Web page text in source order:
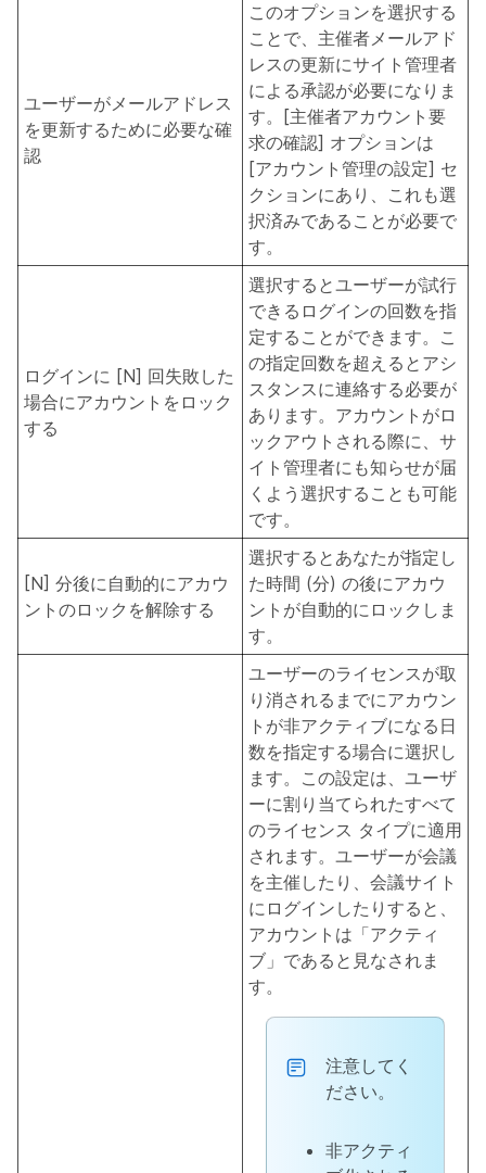
ユーザーがメールアドレス
を更新するために必要な確
認
このオプションを選択する
ことで、主催者メールアド
レスの更新にサイト管理者
による承認が必要になりま
す。[主催者アカウント要
求の確認] オプションは
[アカウント管理の設定] セ
クションにあり、これも選
択済みであることが必要で
す。
ログインに [N] 回失敗した
場合にアカウントをロック
する
選択するとユーザーが試行
できるログインの回数を指
定することができます。こ
の指定回数を超えるとアシ
スタンスに連絡する必要が
あります。アカウントがロ
ックアウトされる際に、サ
イト管理者にも知らせが届
くよう選択することも可能
です。
[N] 分後に自動的にアカウ
ントのロックを解除する
選択するとあなたが指定し
た時間 (分) の後にアカウ
ントが自動的にロックしま
す。
ユーザーのライセンスが取
り消されるまでにアカウン
トが非アクティブになる日
数を指定する場合に選択し
ます。この設定は、ユーザ
ーに割り当てられたすべて
のライセンス タイプに適用
されます。ユーザーが会議
を主催したり、会議サイト
にログインしたりすると、
アカウントは「アクティ
ブ」であると見なされま
す。
注意してく
ださい。
非アクティ